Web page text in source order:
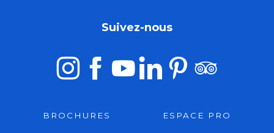
Suivez-nous
BROCHURES ESPACE PRO